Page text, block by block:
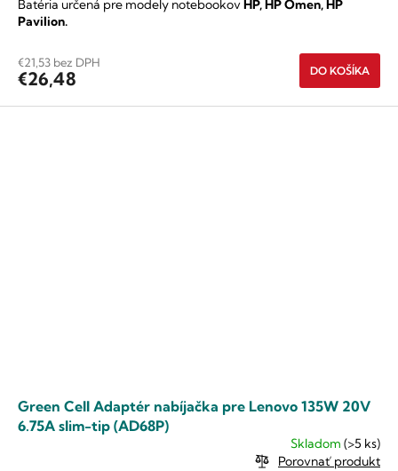
€21,53 bez DPH
€26,48 DO KOŠÍKA
Batéria určená pre modely notebookovHP, HP Omen, HP
Pavilion.
Green Cell Adaptér nabíjačka pre Lenovo 135W 20V
6.75A slim-tip (AD68P)
Skladom (>5 ks)
Porovnať produkt